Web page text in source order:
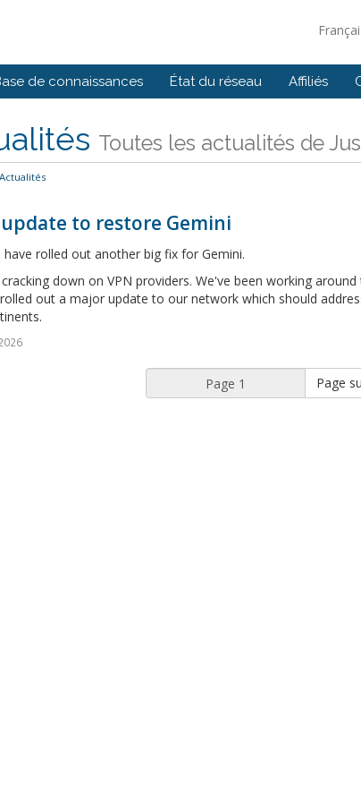
de connaissances État du réseau Affiliés
Toutes les actualités de
Actualités
to restore Gemini
have rolled out another big fix for Gemini.
down on VPN providers. We've been working
out a major update to our network which should
Page